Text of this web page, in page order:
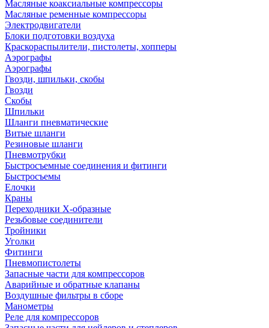
Масляные коаксиальные компрессоры
Масляные ременные компрессоры
Электродвигатели
Блоки подготовки воздуха
Краскораспылители, пистолеты, хопперы
Аэрографы
Аэрографы
Гвозди, шпильки, скобы
Гвозди
Скобы
Шпильки
Шланги пневматические
Витые шланги
Резиновые шланги
Пневмотрубки
Быстросъемные соединения и фитинги
Быстросъемы
Елочки
Краны
Переходники Х-образные
Резьбовые соединители
Тройники
Уголки
Фитинги
Пневмопистолеты
Запасные части для компрессоров
Аварийные и обратные клапаны
Воздушные фильтры в сборе
Манометры
Реле для компрессоров